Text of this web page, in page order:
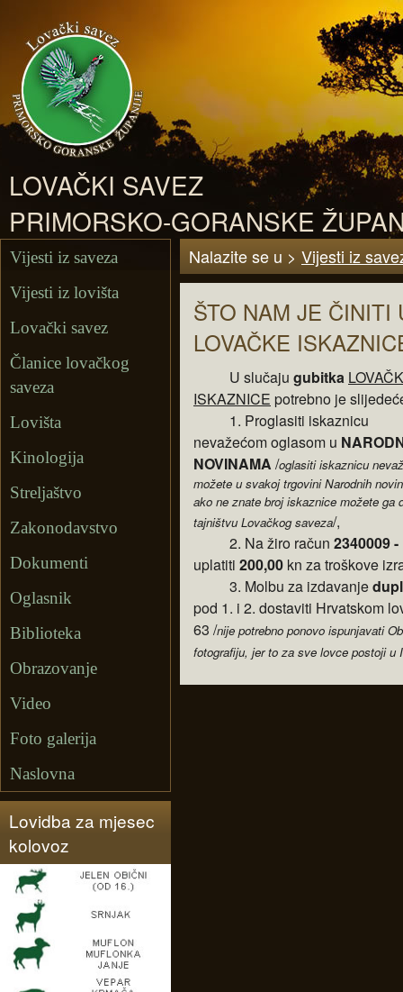
LOVAČKI SAVEZ
PRIMORSKO-GORANSKE
Vijesti iz saveza
Vijesti iz lovišta
Lovački savez
Članice lovačkog
saveza
Lovišta
Kinologija
Streljaštvo
Zakonodavstvo
Dokumenti
Oglasnik
Biblioteka
Obrazovanje
Video
Foto galerija
Naslovna
Lovidba za mjesec
kolovoz
Nalazite se u > Vijesti iz
ŠTO NAM JE ČINITI
LOVAČKE
U slučaju gubitka
ISKAZNICE potrebno je
1. Proglasiti iskaznicu
nevažećom oglasom u
NOVINAMA /oglasiti iskaznicu
možete u svakoj trgovini Narodnih
ako ne znate broj iskaznice možete ga
tajništvu Lovačkog saveza/,
2. Na žiro račun 2340009
uplatiti 200,00 kn za troškove
3. Molbu za izdavanje
pod 1. i 2. dostaviti Hrvatskom
63 /nije potrebno ponovo ispunjavati
fotografiju, jer to za sve lovce postoji u